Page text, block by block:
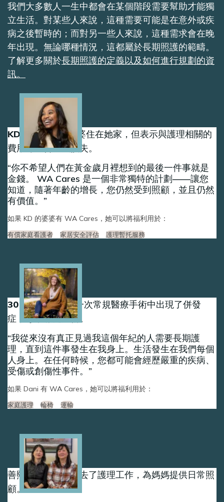
我們大多數人一生中都會在某個階段需要幫助才能獨
立生活。對某些人來說，這種需要可能是在意外或疾
病之後暫時的；而對另一些人來說，這種需求會在晚
年出現。無論哪種情況，這都屬於長期照護的範疇。
了解更多關於長期照護的定義以及如何進行規劃的資
訊。
KD 很高興她的婆婆住在她家，但表示與護理相關的
費用可能會造成損失。
你不希望人們在黃金歲月裡想到的最後一件事就是
金錢。 WA Cares 是一個非常獨特的計劃——讓您
知道，隨著年齡的增長，您仍然受到照顧，並且仍然
有價值。
如果 KD 的婆婆有 WA Cares，她可以將福利用於：
有償家庭看護者 家居安全評估 護理暫托服務
Image
30 歲時，丹妮在一次常規醫療手術中出現了併發
症，導致脊髓受傷。
我從來沒有真正見過我這個年紀的人需要長期護
理，直到這件事發生在我身上。生活發生在我們每個
人身上。在任何時候，您都可能會經歷嚴重的疾病、
受傷或創傷性事件。
如果 Dani 有 WA Cares，她可以將福利用於：
家庭護理 輪椅 運輸
Image
善熙和允熙姊妹辭去了護理工作，為媽媽提供日常照
顧。
Image